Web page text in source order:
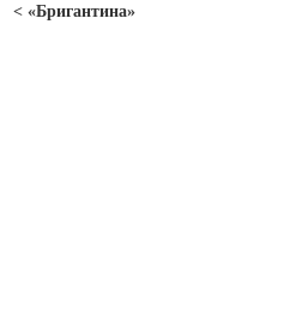
< «Бригантина»